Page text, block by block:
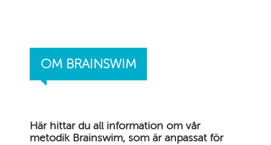
OM BRAINSWIM
Här hittar du all information om vår
metodik Brainswim, som är anpassat för